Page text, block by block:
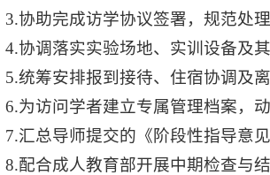
3.协助完成访学协议签署，规范处
4.协调落实实验场地、实训设备及其
5.统筹安排报到接待、住宿协调及离
6.为访问学者建立专属管理档案，
7.汇总导师提交的《阶段性指导意
8.配合成人教育部开展中期检查与